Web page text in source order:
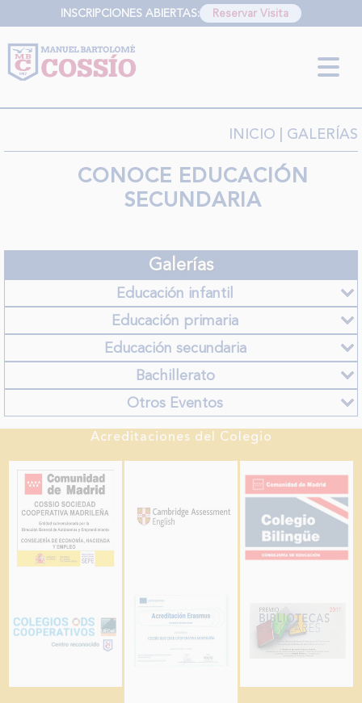
INSCRIPCIONES ABIERTAS: Reservar Visita
INICIO | GALERÍAS
CONOCE EDUCACIÓN
SECUNDARIA
Galerías
Educación infantil
Educación primaria
Educación secundaria
Bachillerato
Otros Eventos
Acreditaciones del Colegio
INFORMACIÓN SOBRE LA PROTECCIÓN DE TUS DATOS
Finalidad:
Legitimación:
Destinatarios:
link